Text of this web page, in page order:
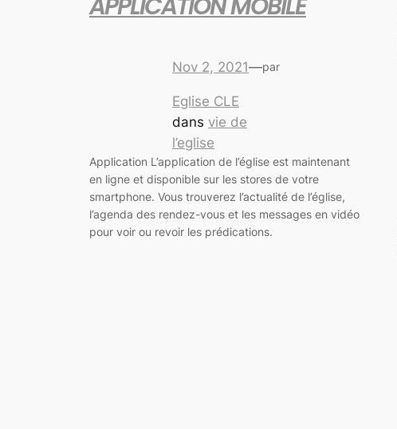
Nov 2, 2021—par
Eglise CLE
dans vie de
l’eglise
Application L’application de l’église est maintenant
en ligne et disponible sur les stores de votre
smartphone. Vous trouverez l’actualité de l’église,
l’agenda des rendez-vous et les messages en vidéo
pour voir ou revoir les prédications.